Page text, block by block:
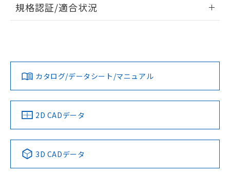
ログイン/会員登録
ダウンロードデータをご利用いただく前に、以下を必ずお読
みください。
ソフトウェアの使用条件
EU RoHS 注意事項・凡例
対応済み
中国 RoHS 注意事項・凡例
Pb Hg Cd Cr(VI)
規格認証/適合状況
カタログ/データシート/マニュアル
2D CADデータ
3D CADデータ